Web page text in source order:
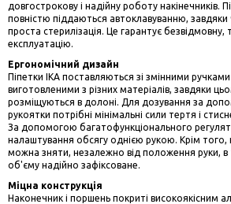
довгострокову і надійну роботу накінечників.
повністю піддаються автоклавуванню, завдяки
проста стерилізація. Це гарантує безвідмовну,
експлуатацію.
Ергономічний дизайн
Піпетки IKA поставляються зі змінними ручками
виготовленими з різних матеріалів, завдяки
розміщуються в долоні. Для дозування за
рукоятки потрібні мінімальні сили тертя і
За допомогою багатофункціонального
налаштування обсягу однією рукою. Крім того,
можна зняти, незалежно від положення руки, в
об'єму надійно зафіксоване.
Міцна конструкція
Наконечник і поршень покриті високоякісним